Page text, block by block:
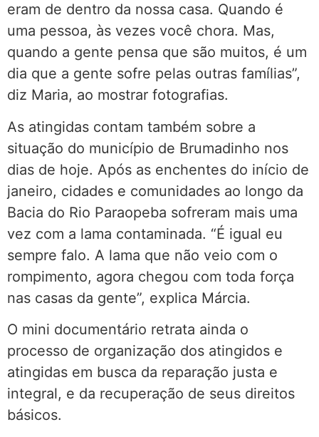
eram de dentro da nossa casa. Quando é
uma pessoa, às vezes você chora. Mas,
quando a gente pensa que são muitos, é um
dia que a gente sofre pelas outras famílias”,
diz Maria, ao mostrar fotografias.
As atingidas contam também sobre a
situação do município de Brumadinho nos
dias de hoje. Após as enchentes do início de
janeiro, cidades e comunidades ao longo da
Bacia do Rio Paraopeba sofreram mais uma
vez com a lama contaminada. “É igual eu
sempre falo. A lama que não veio com o
rompimento, agora chegou com toda força
nas casas da gente”, explica Márcia.
O mini documentário retrata ainda o
processo de organização dos atingidos e
atingidas em busca da reparação justa e
integral, e da recuperação de seus direitos
básicos.